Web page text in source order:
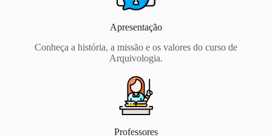
Apresentação
Conheça a história, a missão e os valores do curso de
Arquivologia.
Professores